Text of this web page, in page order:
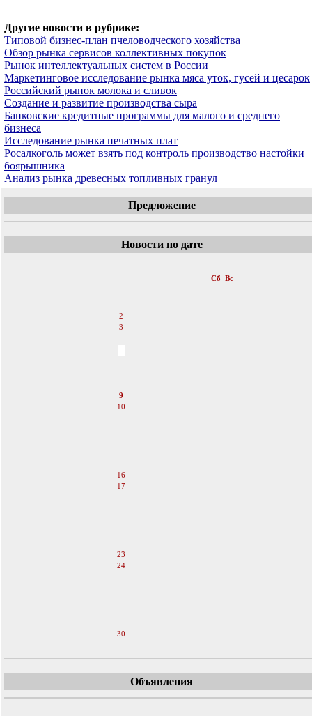
Другие новости в рубрике:
Типовой бизнес-план пчеловодческого хозяйства
Обзор рынка сервисов коллективных покупок
Рынок интеллектуальных систем в России
Маркетинговое исследование рынка мяса уток, гусей и цесарок
Российский рынок молока и сливок
Создание и развитие производства сыра
Банковские кредитные программы для малого и среднего
бизнеса
Исследование рынка печатных плат
Росалкоголь может взять под контроль производство настойки
боярышника
Анализ рынка древесных топливных гранул
Предложение
Новости по дате
Сб Вс
2
3
9
10
16
17
23
24
30
Объявления